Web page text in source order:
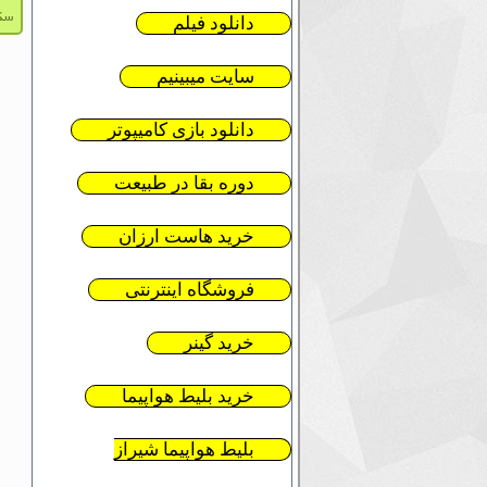
دانلود فیلم
سایت میبینیم
دانلود بازی کامیپوتر
دوره بقا در طبیعت
خرید هاست ارزان
فروشگاه اینترنتی
خرید گینر
خرید بلیط هواپیما
بلیط هواپیما شیراز